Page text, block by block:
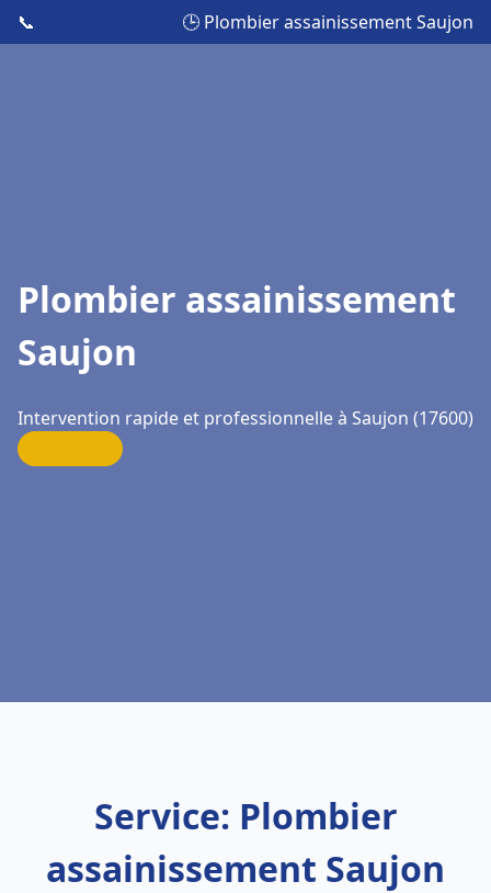
📞 🕒 Plombier assainissement Saujon
Plombier assainissement
Saujon
Intervention rapide et professionnelle à Saujon (17600)
Service: Plombier
assainissement Saujon